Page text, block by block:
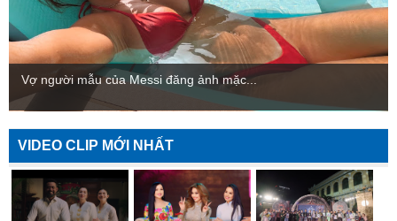
Vợ người mẫu của Messi đăng ảnh mặc...
VIDEO CLIP MỚI NHẤT